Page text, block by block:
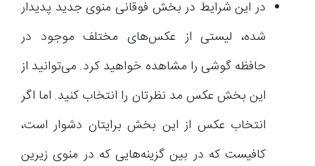
در این شرایط در بخش فوقانی منوی جدید پدیدار
شده، لیستی از عکس‌های مختلف موجود در
حافظه گوشی را مشاهده خواهید کرد. می‌توانید از
این بخش عکس مد نظرتان را انتخاب کنید. اما اگر
انتخاب عکس از این بخش برایتان دشوار است،
کافیست که در بین گزینه‌هایی که در منوی زیرین